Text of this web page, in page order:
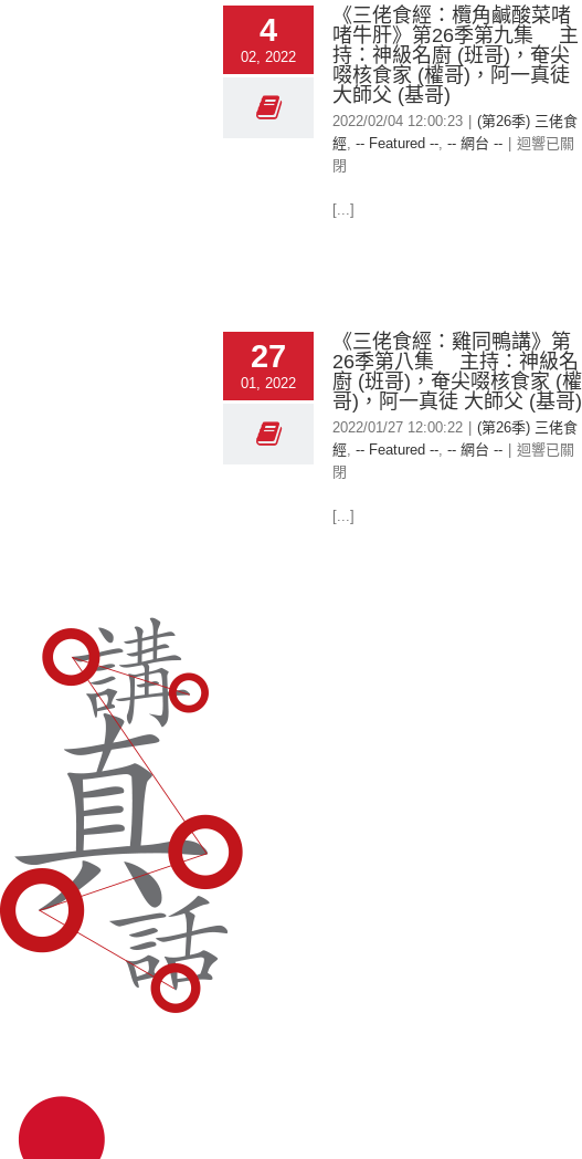
4
02, 2022
《三佬食經：欖角鹹酸菜啫
啫牛肝》第26季第九集 主
持：神級名廚 (班哥)，奄尖
啜核食家 (權哥)，阿一真徒
大師父 (基哥)
2022/02/04 12:00:23
(第26季) 三佬食
經, -- Featured --, -- 網台 --
迴響已關
閉
[...]
27
01, 2022
《三佬食經：雞同鴨講》第
26季第八集 主持：神級名
廚 (班哥)，奄尖啜核食家 (權
哥)，阿一真徒 大師父 (基哥)
2022/01/27 12:00:22
(第26季) 三佬食
經, -- Featured --, -- 網台 --
迴響已關
閉
[...]